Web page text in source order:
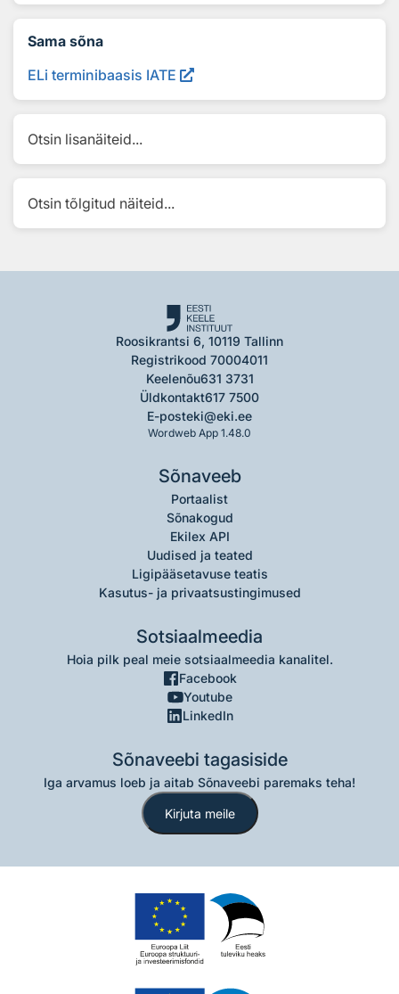
Sama sõna
ELi terminibaasis IATE
Otsin lisanäiteid...
Otsin tõlgitud näiteid...
Roosikrantsi 6, 10119 Tallinn
Registrikood 70004011
Keelenõu631 3731
Üldkontakt617 7500
E-posteki@eki.ee
Wordweb App 1.48.0
Sõnaveeb
Portaalist
Sõnakogud
Ekilex API
Uudised ja teated
Ligipääsetavuse teatis
Kasutus- ja privaatsustingimused
Sotsiaalmeedia
Hoia pilk peal meie sotsiaalmeedia kanalitel.
Facebook
Youtube
LinkedIn
Sõnaveebi tagasiside
Iga arvamus loeb ja aitab Sõnaveebi paremaks teha!
Kirjuta meile